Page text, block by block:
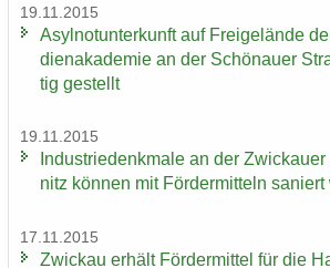
19.11.2015
Asyl­not­un­ter­kunft auf Frei­ge­län­de
di­en­aka­de­mie an der Schö­nau­er
tig ge­stellt
19.11.2015
In­dus­trie­denk­ma­le an der
nitz kön­nen mit För­der­mit­teln sa­niert
17.11.2015
Zwi­ckau er­hält För­der­mit­tel für die